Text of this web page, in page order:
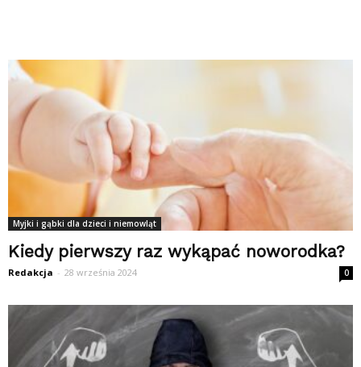
Myjki i gąbki dla dzieci i niemowląt
Kiedy pierwszy raz wykąpać noworodka?
Redakcja - 28 września 2024 0